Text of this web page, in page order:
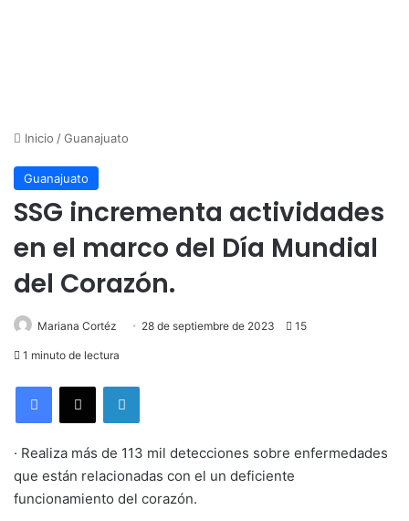
Inicio /Guanajuato
Guanajuato
SSG incrementa actividades
en el marco del Día Mundial
del Corazón.
Mariana Cortéz 28 de septiembre de 2023 15
1 minuto de lectura
LinkedIn
· Realiza más de 113 mil detecciones sobre enfermedades
que están relacionadas con el un deficiente
funcionamiento del corazón.